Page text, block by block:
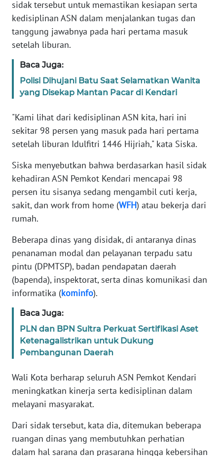
sidak tersebut untuk memastikan kesiapan serta
kedisiplinan ASN dalam menjalankan tugas dan
tanggung jawabnya pada hari pertama masuk
setelah liburan.
Baca Juga:
Polisi Dihujani Batu Saat Selamatkan Wanita
yang Disekap Mantan Pacar di Kendari
"Kami lihat dari kedisiplinan ASN kita, hari ini
sekitar 98 persen yang masuk pada hari pertama
setelah liburan Idulfitri 1446 Hijriah," kata Siska.
Siska menyebutkan bahwa berdasarkan hasil sidak
kehadiran ASN Pemkot Kendari mencapai 98
persen itu sisanya sedang mengambil cuti kerja,
sakit, dan work from home (WFH) atau bekerja dari
rumah.
Beberapa dinas yang disidak, di antaranya dinas
penanaman modal dan pelayanan terpadu satu
pintu (DPMTSP), badan pendapatan daerah
(bapenda), inspektorat, serta dinas komunikasi dan
informatika (kominfo).
Baca Juga:
PLN dan BPN Sultra Perkuat Sertifikasi Aset
Ketenagalistrikan untuk Dukung
Pembangunan Daerah
Wali Kota berharap seluruh ASN Pemkot Kendari
meningkatkan kinerja serta kedisiplinan dalam
melayani masyarakat.
Dari sidak tersebut, kata dia, ditemukan beberapa
ruangan dinas yang membutuhkan perhatian
dalam hal sarana dan prasarana hingga kebersihan
WN
SUMUT
JAKARTA
JABAR
BANTEN
WN
NTT
WN
KEPRI
PAPUA
WN
PAPUA
BARAT
WN
RIAU
WN
WN
JAMBI
WN
SULTRA